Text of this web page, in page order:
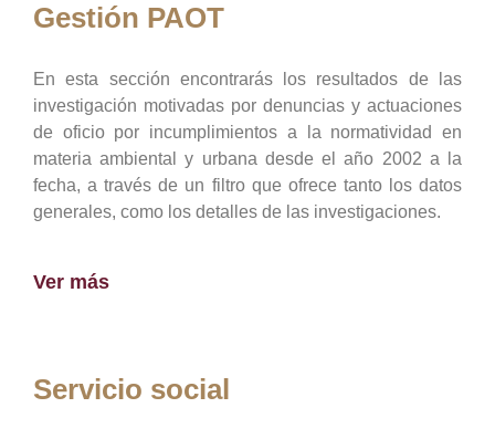
Gestión PAOT
En esta sección encontrarás los resultados de las
investigación motivadas por denuncias y actuaciones
de oficio por incumplimientos a la normatividad en
materia ambiental y urbana desde el año 2002 a la
fecha, a través de un filtro que ofrece tanto los datos
generales, como los detalles de las investigaciones.
Ver más
Servicio social